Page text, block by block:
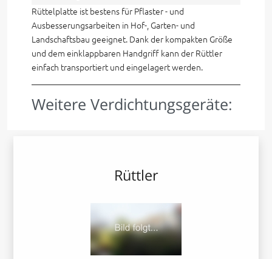
Rüttelplatte ist bestens für Pflaster - und
Ausbesserungsarbeiten in Hof-, Garten- und
Landschaftsbau geeignet. Dank der kompakten Größe
und dem einklappbaren Handgriff kann der Rüttler
einfach transportiert und eingelagert werden.
Weitere Verdichtungsgeräte:
Rüttler